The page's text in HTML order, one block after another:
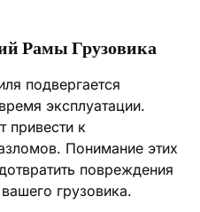
Рамы Грузовика
подвергается
эксплуатации.
привести к
Понимание этих
повреждения
грузовика.